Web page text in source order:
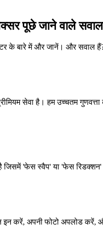
पूछे जाने वाले सवाल
के बारे में और जानें। और सवाल हैं?
सेवा है। हम उच्चतम
'फेस स्वैप' या 'फेस रिडक्शन'
करें, अपनी फोटो अपलोड करें,